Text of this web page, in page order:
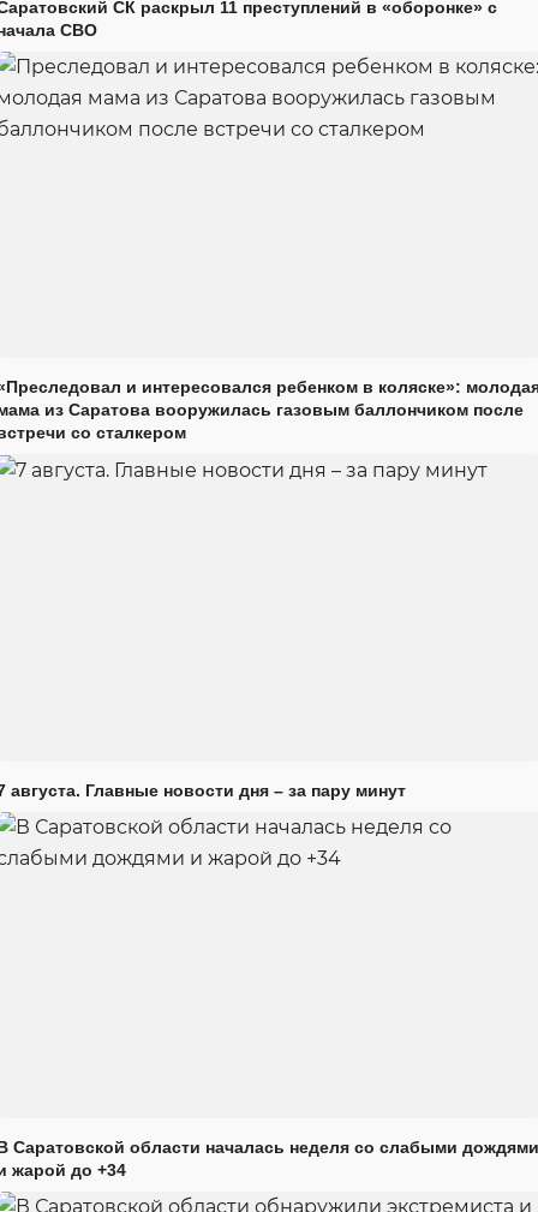
СК раскрыл 11 преступлений в «оборонке» с
СВО
и интересовался ребенком в коляске»:
из Саратова вооружилась газовым баллончиком после
со сталкером
августа. Главные новости дня – за пару минут
Саратовской области началась неделя со слабыми дождями
жарой до +34